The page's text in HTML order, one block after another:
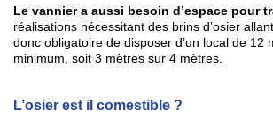
Le vannier a aussi besoin d’espace pour
réalisations nécessitant des brins d’osier
donc obligatoire de disposer d’un local de 12
minimum, soit 3 mètres sur 4 mètres.
L’osier est il comestible ?